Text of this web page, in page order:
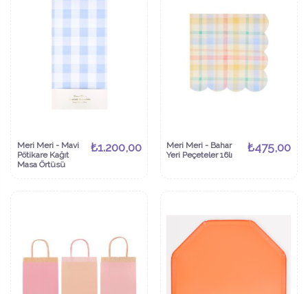
Meri Meri - Mavi
Pötikare Kağıt
Masa Örtüsü
₺1.200,00
Meri Meri - Bahar
Yeri Peçeteler 16lı
₺475,00